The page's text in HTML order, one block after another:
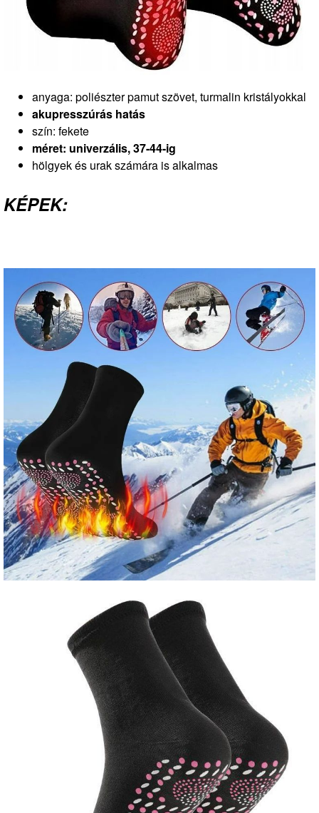
anyaga: poliészter pamut szövet, turmalin kristályokkal
akupresszúrás hatás
szín: fekete
méret: univerzális, 37-44-ig
hölgyek és urak számára is alkalmas
KÉPEK: